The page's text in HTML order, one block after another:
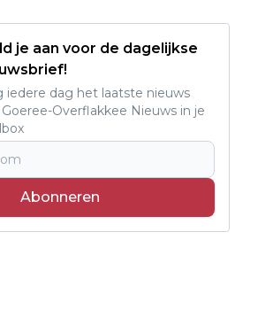
je aan voor de dagelijkse
iedere dag het laatste nieuws
Overflakkee Nieuws in je
Abonneren